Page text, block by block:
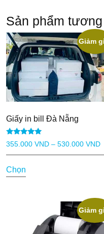
Sản phẩm
Giảm
Giấy in bill Đà Nẵng
Được xếp
hạng
5.00
355.000 VND – 530.000 VND
Chọn
biến
Giảm